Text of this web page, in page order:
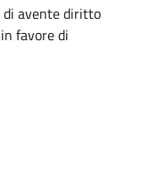
di avente diritto
favore di